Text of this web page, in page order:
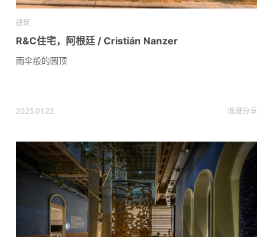
建筑
R&C住宅，阿根廷 / Cristián Nanzer
雨伞般的圆顶
2025.01.22 收藏分享